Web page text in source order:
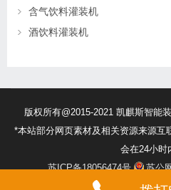
含气饮料灌装机
酒饮料灌装机
版权所有@2015-2021 凯麒斯智能
*本站部分网页素材及相关资源来源互
会在24小时
苏ICP备18056474号
苏公